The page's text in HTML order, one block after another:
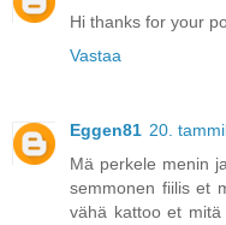
Hi thanks for your
Vastaa
Eggen81 20.
Mä perkele menin
semmonen fiilis et
vähä kattoo et